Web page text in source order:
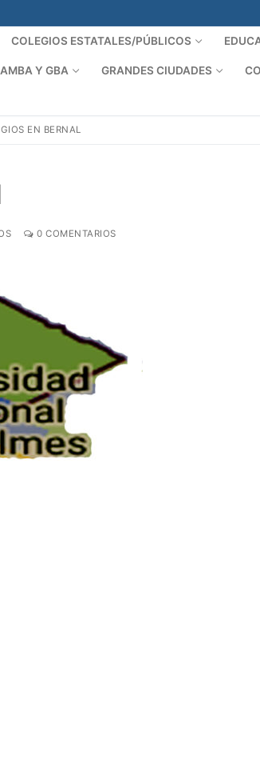
COLEGIOS ESTATALES/PÚBLICOS
AMBA Y GBA GRANDES CIUDADES
EN BERNAL
0 COMENTARIOS